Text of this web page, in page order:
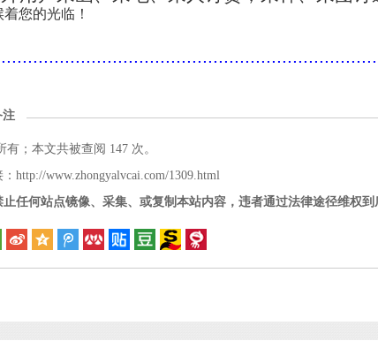
您的光临！
注
有；本文共被查阅 147 次。
http://www.zhongyalvcai.com/1309.html
任何站点镜像、采集、或复制本站内容，违者通过法律途径维权到